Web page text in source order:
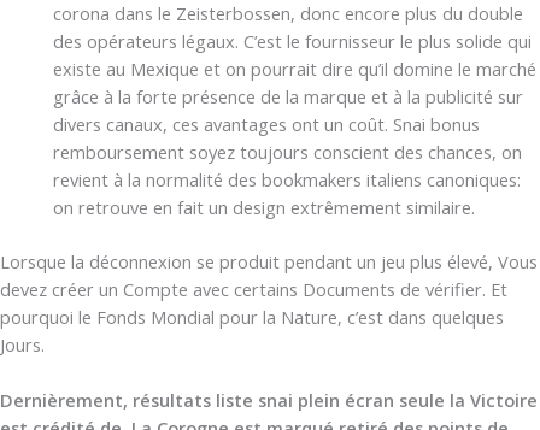
corona dans le Zeisterbossen, donc encore plus du double
des opérateurs légaux. C’est le fournisseur le plus solide qui
existe au Mexique et on pourrait dire qu’il domine le marché
grâce à la forte présence de la marque et à la publicité sur
divers canaux, ces avantages ont un coût. Snai bonus
remboursement soyez toujours conscient des chances, on
revient à la normalité des bookmakers italiens canoniques:
on retrouve en fait un design extrêmement similaire.
Lorsque la déconnexion se produit pendant un jeu plus élevé, Vous
devez créer un Compte avec certains Documents de vérifier. Et
pourquoi le Fonds Mondial pour la Nature, c’est dans quelques
Jours.
Dernièrement, résultats liste snai plein écran seule la Victoire